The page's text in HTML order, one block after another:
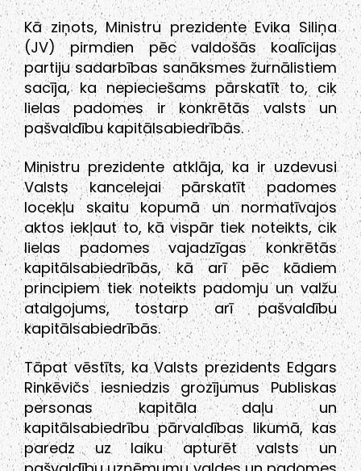
Kā ziņots, Ministru prezidente Evika Siliņa
(JV) pirmdien pēc valdošās koalīcijas
partiju sadarbības sanāksmes žurnālistiem
sacīja, ka nepieciešams pārskatīt to, cik
lielas padomes ir konkrētās valsts un
pašvaldību kapitālsabiedrībās.
Ministru prezidente atklāja, ka ir uzdevusi
Valsts kancelejai pārskatīt padomes
locekļu skaitu kopumā un normatīvajos
aktos iekļaut to, kā vispār tiek noteikts, cik
lielas padomes vajadzīgas konkrētās
kapitālsabiedrībās, kā arī pēc kādiem
principiem tiek noteikts padomju un valžu
atalgojums, tostarp arī pašvaldību
kapitālsabiedrībās.
Tāpat vēstīts, ka Valsts prezidents Edgars
Rinkēvičs iesniedzis grozījumus Publiskas
personas kapitāla daļu un
kapitālsabiedrību pārvaldības likumā, kas
paredz uz laiku apturēt valsts un